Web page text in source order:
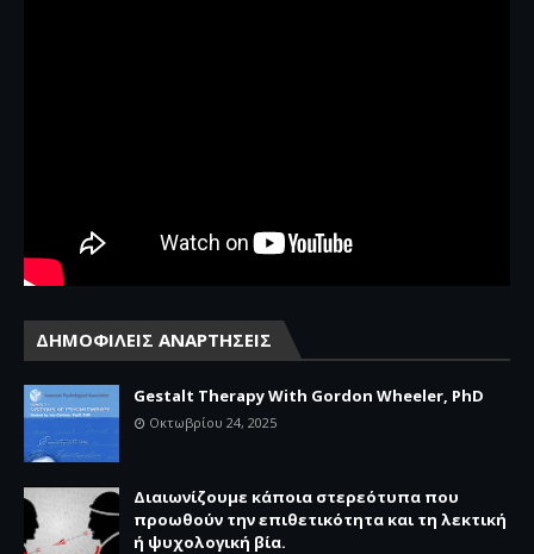
ΔΗΜΟΦΙΛΕΙΣ ΑΝΑΡΤΗΣΕΙΣ
Gestalt Therapy With Gordon Wheeler, PhD
Οκτωβρίου 24, 2025
Διαιωνίζουμε κάποια στερεότυπα που
προωθούν την επιθετικότητα και τη λεκτική
ή ψυχολογική βία.